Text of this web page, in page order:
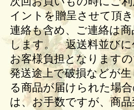
イントを贈呈させて頂
連絡も含め、ご連絡は
します。 返送料並びに
お客様負担となります
発送途上で破損などが
る商品が届けられた場
は、お手数ですが、商